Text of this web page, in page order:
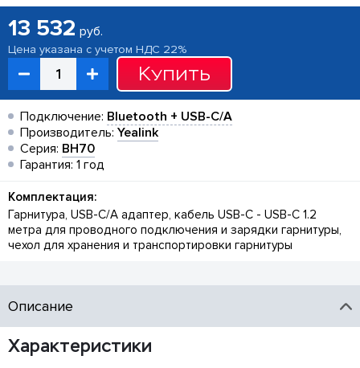
13 532 руб.
Цена указана с учетом НДС 22%
Купить
Подключение: Bluetooth + USB-C/A
Производитель: Yealink
Серия: BH70
Гарантия: 1 год
Комплектация:
Гарнитура, USB-C/A адаптер, кабель USB-C - USB-С 1.2
метра для проводного подключения и зарядки гарнитуры,
чехол для хранения и транспортировки гарнитуры
Описание
Характеристики